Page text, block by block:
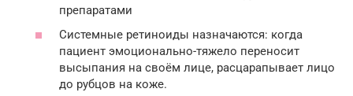
препаратами
Системные ретиноиды назначаются: когда
пациент эмоционально-тяжело переносит
высыпания на своём лице, расцарапывает лицо
до рубцов на коже.